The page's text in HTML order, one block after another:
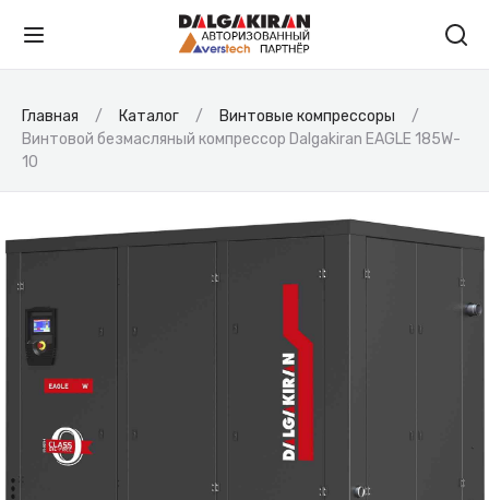
Главная Каталог
Винтовые компрессоры
Винтовой безмасляный компрессор Dalgakiran EAGLE 185W-
10